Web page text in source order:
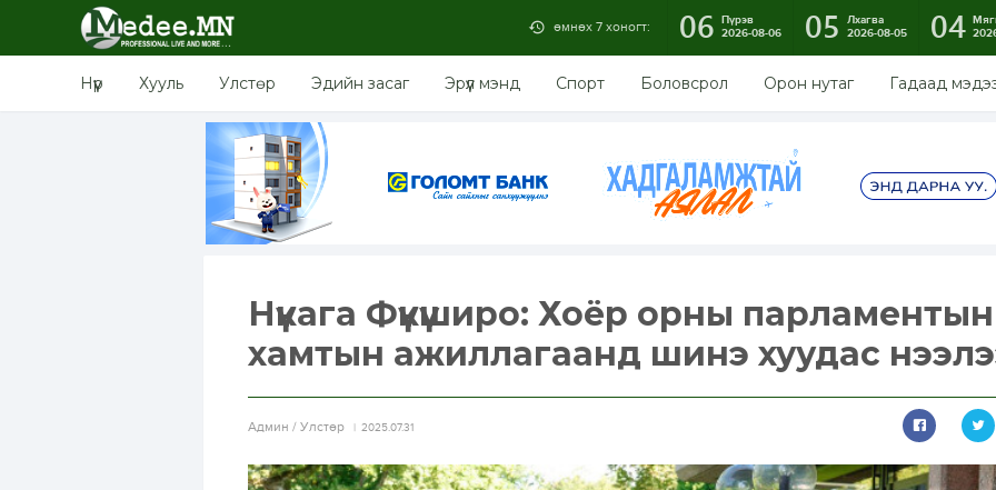
өмнөх 7 хоногт: 06 Пүрэв
2026-08-06
05
Лхагва
2026-08-05
04
Нүүр Хууль Улстөр Эдийн засаг Эрүүл мэнд Спорт Боловсрол Орон нутаг Гадаад
Нүкага Фүкүширо: Хоёр орны парламентын
хамтын ажиллагаанд шинэ хуудас
Aдмин / Улстөр 2025.07.31